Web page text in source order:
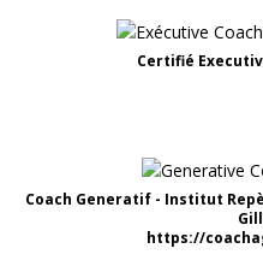
Certifié
Coach Generatif - Institut
https://